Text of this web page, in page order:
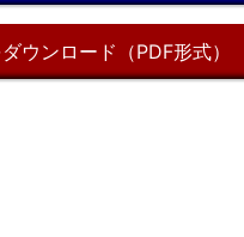
ウンロード（PDF形式）